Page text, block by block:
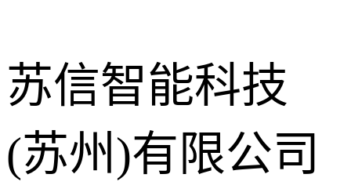
苏信智能科技
(苏州)有限公司
中心供氧系